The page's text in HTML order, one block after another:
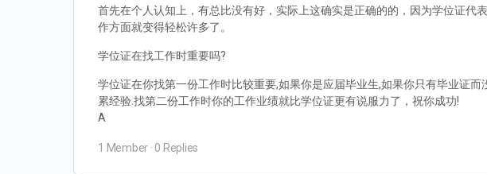
首先在个人认知上，有总比没有好，实际上这确实是正确的的，因为学位证代
作方面就变得轻松许多了。
学位证在找工作时重要吗?
学位证在你找第一份工作时比较重要,如果你是应届毕业生,如果你只有毕业证
累经验.找第二份工作时你的工作业绩就比学位证更有说服力了，祝你成功!
A
1 Member · 0 Replies